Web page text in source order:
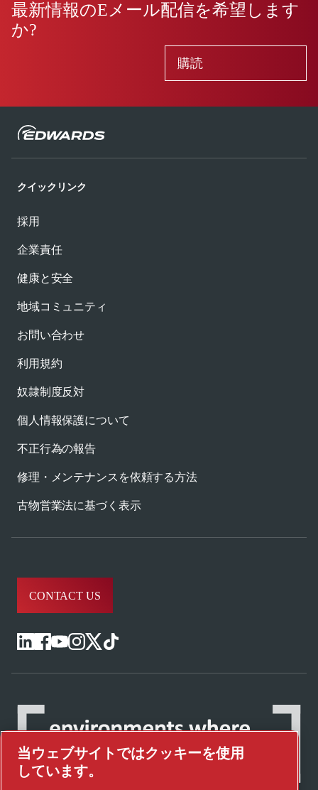
最新情報のEメール配信を希望します
か?
購読
クイックリンク
採用
企業責任
健康と安全
地域コミュニティ
お問い合わせ
利用規約
奴隷制度反対
個人情報保護について
不正行為の報告
修理・メンテナンスを依頼する方法
古物営業法に基づく表示
CONTACT US
当ウェブサイトではクッキーを使用
しています。